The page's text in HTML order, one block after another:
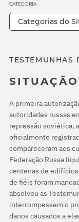
TESTEMUNHAS
A primeira
autoridades russas
repressão soviética,
oficialmente
compareceram aos
Federação Russa
centenas de
de fiéis foram
absolveu as
interrompessem o
danos causados a
CATEGORIA
Categorias do